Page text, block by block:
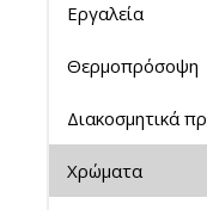
Εργαλεία
Θερμοπρόσοψη
Διακοσμητικά
Χρώματα